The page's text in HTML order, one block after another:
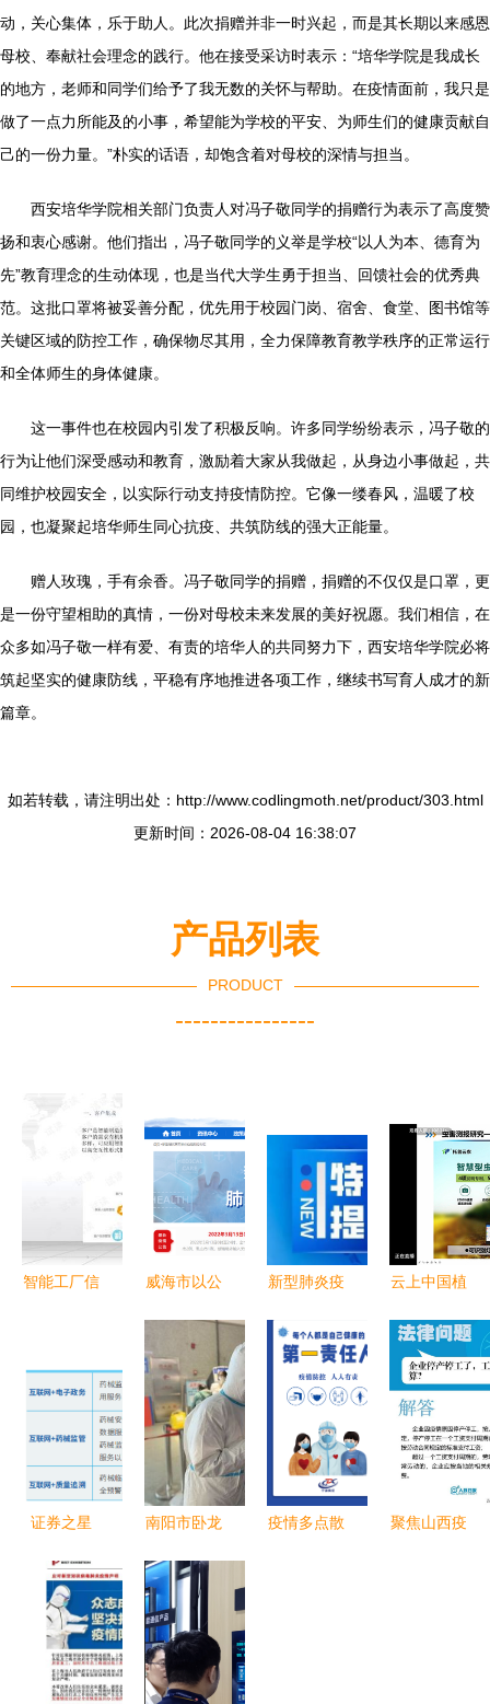
动，关心集体，乐于助人。此次捐赠并非一时兴起，而是其长期以来感恩
母校、奉献社会理念的践行。他在接受采访时表示：“培华学院是我成长
的地方，老师和同学们给予了我无数的关怀与帮助。在疫情面前，我只是
做了一点力所能及的小事，希望能为学校的平安、为师生们的健康贡献自
己的一份力量。”朴实的话语，却饱含着对母校的深情与担当。
西安培华学院相关部门负责人对冯子敬同学的捐赠行为表示了高度赞
扬和衷心感谢。他们指出，冯子敬同学的义举是学校“以人为本、德育为
先”教育理念的生动体现，也是当代大学生勇于担当、回馈社会的优秀典
范。这批口罩将被妥善分配，优先用于校园门岗、宿舍、食堂、图书馆等
关键区域的防控工作，确保物尽其用，全力保障教育教学秩序的正常运行
和全体师生的身体健康。
这一事件也在校园内引发了积极反响。许多同学纷纷表示，冯子敬的
行为让他们深受感动和教育，激励着大家从我做起，从身边小事做起，共
同维护校园安全，以实际行动支持疫情防控。它像一缕春风，温暖了校
园，也凝聚起培华师生同心抗疫、共筑防线的强大正能量。
赠人玫瑰，手有余香。冯子敬同学的捐赠，捐赠的不仅仅是口罩，更
是一份守望相助的真情，一份对母校未来发展的美好祝愿。我们相信，在
众多如冯子敬一样有爱、有责的培华人的共同努力下，西安培华学院必将
筑起坚实的健康防线，平稳有序地推进各项工作，继续书写育人成才的新
篇章。
如若转载，请注明出处：http://www.codlingmoth.net/product/303.html
更新时间：2026-08-04 16:38:07
产品列表
PRODUCT
----------------
智能工厂信
与风险防范
指南
威海市以公
防控 信息
公开透明，
全民共筑防
线
新型肺炎疫
高速公路通
行信息须知
云上中国植
幕！托普云
农线上发布
数字植保新
产品，精准
防控保粮安
证券之星
国新健康:
坚守绿色运
营,助力医
保支付改革
南阳市卧龙
控“组合拳”
筑牢信息安
全防线
疫情多点散
聚焦山西疫